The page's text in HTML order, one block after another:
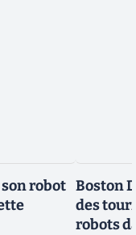
robot Boston
des
robots